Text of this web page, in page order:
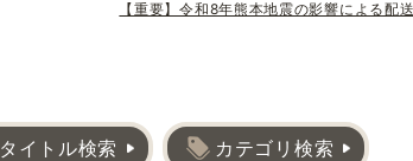
【重要】令和8年熊本地震の影響による配
タイトル検索 カテゴリ検索